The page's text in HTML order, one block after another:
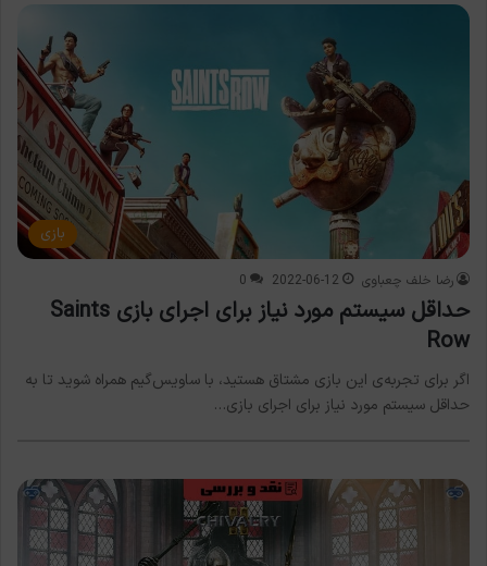
بازی
رضا خلف چعباوی 2022-06-12
0
حداقل سیستم مورد نیاز برای اجرای بازی Saints
Row
اگر برای تجربه‌ی این بازی مشتاق هستید، با ساویس‌گیم همراه شوید تا به
حداقل سیستم مورد نیاز برای اجرای بازی…